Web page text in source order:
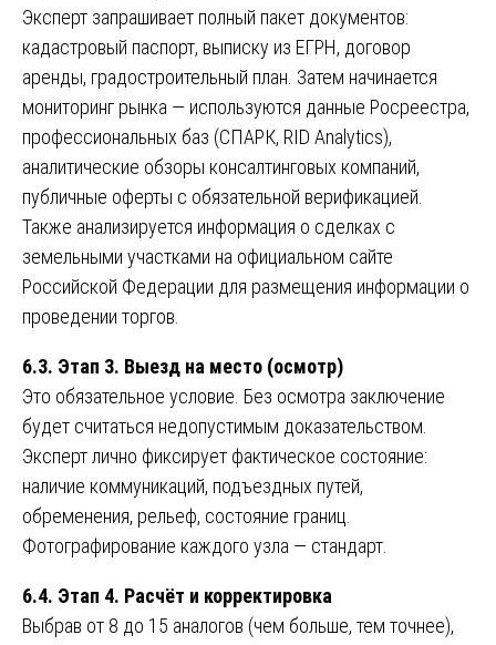
Эксперт запрашивает полный пакет документов:
кадастровый паспорт, выписку из ЕГРН, договор
аренды, градостроительный план. Затем начинается
мониторинг рынка — используются данные Росреестра,
профессиональных баз (СПАРК, RID Analytics),
аналитические обзоры консалтинговых компаний,
публичные оферты с обязательной верификацией.
Также анализируется информация о сделках с
земельными участками на официальном сайте
Российской Федерации для размещения информации о
проведении торгов.
6.3. Этап 3. Выезд на место (осмотр)
Это обязательное условие. Без осмотра заключение
будет считаться недопустимым доказательством.
Эксперт лично фиксирует фактическое состояние:
наличие коммуникаций, подъездных путей,
обременения, рельеф, состояние границ.
Фотографирование каждого узла — стандарт.
6.4. Этап 4. Расчёт и корректировка
Выбрав от 8 до 15 аналогов (чем больше, тем точнее),